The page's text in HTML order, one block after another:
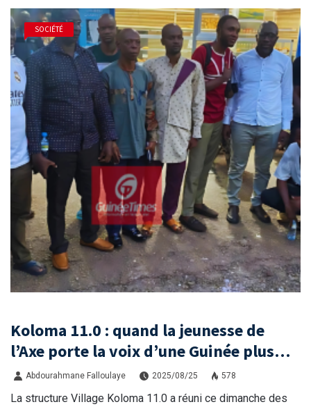
SOCIÉTÉ
Koloma 11.0 : quand la jeunesse de
l’Axe porte la voix d’une Guinée plus
juste et démocratique
Abdourahmane Falloulaye 2025/08/25 578
La structure Village Koloma 11.0 a réuni ce dimanche des